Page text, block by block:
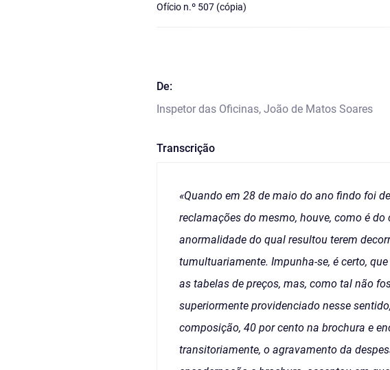
Ofício n.º 507 (cópia)
De:
Inspetor das Oficinas, João de Matos Soares
Transcrição
«Quando em 28 de maio do ano findo foi
reclamações do mesmo, houve, como é
anormalidade do qual resultou terem
tumultuariamente. Impunha-se, é certo,
as tabelas de preços, mas, como tal não
superiormente providenciado nesse
composição, 40 por cento na brochura e
transitoriamente, o agravamento da